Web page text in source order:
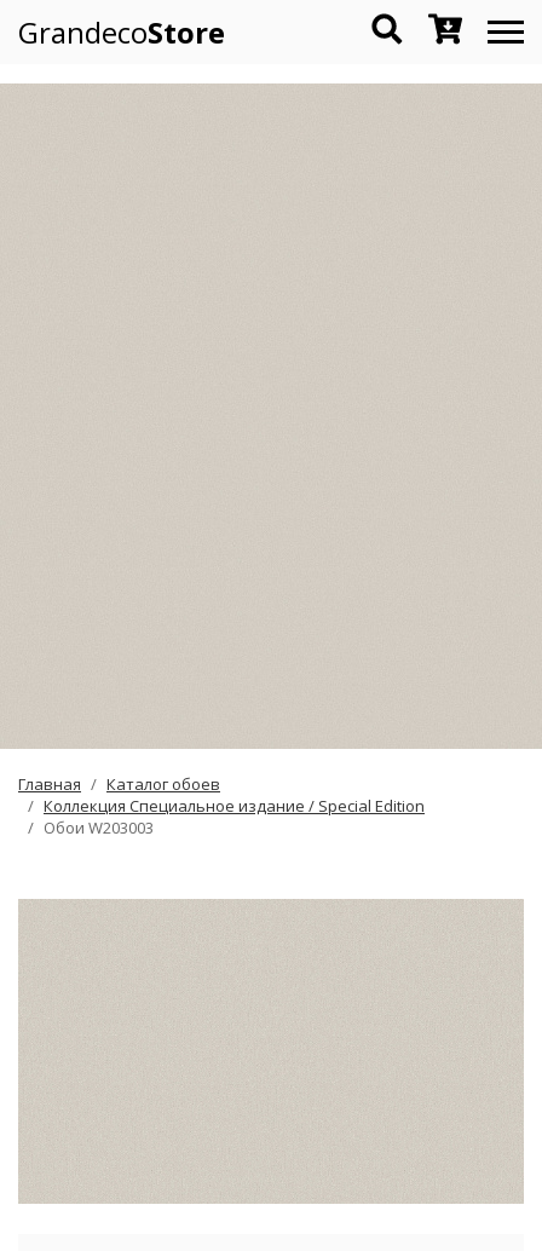
GrandecoStore
Главная
Каталог обоев
Коллекция Специальное издание / Special Edition
Обои W203003